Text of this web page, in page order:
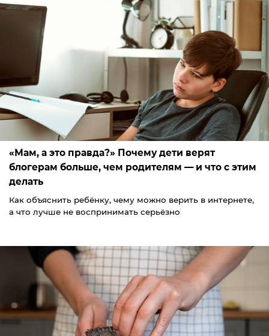
«Мам, а это правда?» Почему дети верят
блогерам больше, чем родителям — и что с этим
делать
Как объяснить ребёнку, чему можно верить в интернете,
а что лучше не воспринимать серьёзно